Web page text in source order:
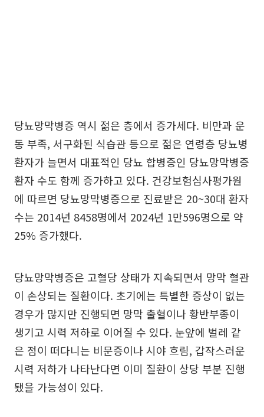
당뇨망막병증 역시 젊은 층에서 증가세다. 비만과 운
동 부족, 서구화된 식습관 등으로 젊은 연령층 당뇨병
환자가 늘면서 대표적인 당뇨 합병증인 당뇨망막병증
환자 수도 함께 증가하고 있다. 건강보험심사평가원
에 따르면 당뇨망막병증으로 진료받은 20~30대 환자
수는 2014년 8458명에서 2024년 1만596명으로 약
25% 증가했다.
당뇨망막병증은 고혈당 상태가 지속되면서 망막 혈관
이 손상되는 질환이다. 초기에는 특별한 증상이 없는
경우가 많지만 진행되면 망막 출혈이나 황반부종이
생기고 시력 저하로 이어질 수 있다. 눈앞에 벌레 같
은 점이 떠다니는 비문증이나 시야 흐림, 갑작스러운
시력 저하가 나타난다면 이미 질환이 상당 부분 진행
됐을 가능성이 있다.